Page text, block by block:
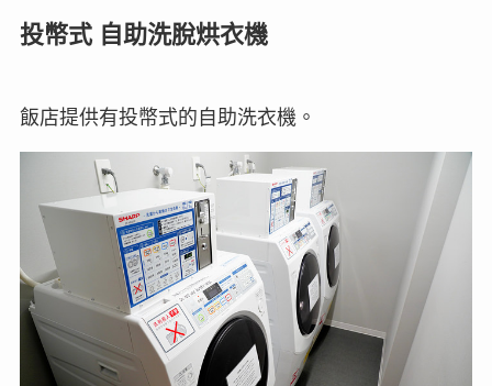
投幣式 自助洗脫烘衣機
飯店提供有投幣式的自助洗衣機。